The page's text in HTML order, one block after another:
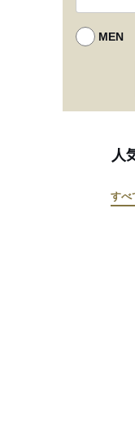
MEN
人
すべ